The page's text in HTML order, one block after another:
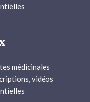
médicinales
vidéos